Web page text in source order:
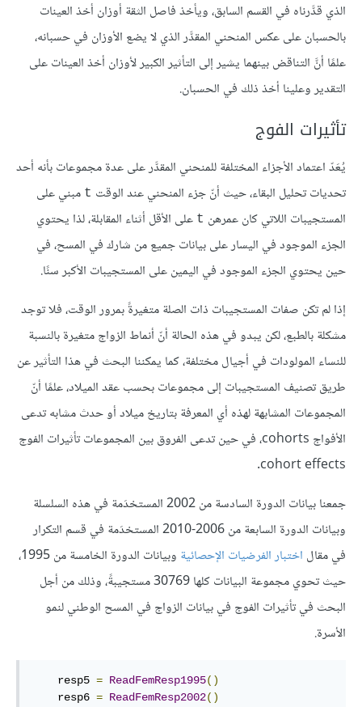
الذي قدَّرناه في القسم السابق، ويأخذ فاصل الثقة أوزان أخذ العينات
بالحسبان على عكس المنحني المقدَّر الذي لا يضع الأوزان في حسبانه،
علمًا أنَّ التناقض بينهما يشير إلى التأثير الكبير لأوزان أخذ العينات على
التقدير وعلينا أخذ ذلك في الحسبان.
تأثيرات الفوج
يُعَدّ اعتماد الأجزاء المختلفة للمنحني المقدَّر على عدة مجموعات بأنه أحد
تحديات تحليل البقاء، حيث أنّ جزء المنحني عند الوقت t مبني على
المستجيبات اللاتي كان عمرهن t على الأقل أثناء المقابلة، لذا يحتوي
الجزء الموجود في اليسار على بيانات جميع من شارك في المسح، في
حين يحتوي الجزء الموجود في اليمين على المستجيبات الأكبر سنًا.
إذا لم تكن صفات المستجيبات ذات الصلة متغيرةً بمرور الوقت، فلا توجد
مشكلة بالطبع، لكن يبدو في هذه الحالة أنّ أنماط الزواج متغيرة بالنسبة
للنساء المولودات في أجيال مختلفة، كما يمكننا البحث في هذا التأثير عن
طريق تصنيف المستجيبات إلى مجموعات بحسب عقد الميلاد، علمًا أنّ
المجموعات المشابهة لهذه أي المعرفة بتاريخ ميلاد أو حدث مشابه تدعى
الأفواج cohorts، في حين تدعى الفروق بين المجموعات تأثيرات الفوج
cohort effects.
جمعنا بيانات الدورة السادسة من 2002 المستخدَمة في هذه السلسلة
وبيانات الدورة السابعة من 2006-2010 المستخدَمة في قسم التكرار
في مقال اختبار الفرضيات الإحصائية
وبيانات الدورة الخامسة من 1995،
حيث تحوي مجموعة البيانات كلها 30769 مستجيبةً، وذلك من أجل
البحث في تأثيرات الفوج في بيانات الزواج في المسح الوطني لنمو
الأسرة.
    resp5
= ReadFemResp1995()
    resp6
= ReadFemResp2002()